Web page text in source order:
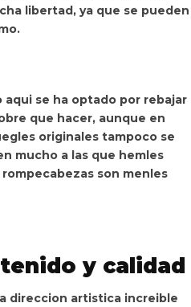
libertad, ya que se pueden
aqui se ha optado por rebajar
que hacer, aunque en
originales tampoco se
mucho a las que hemles
son menles
y calidad
direccion artistica increible